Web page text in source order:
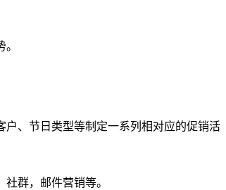
、节日类型等制定一系列相对应的促销活
群，邮件营销等。